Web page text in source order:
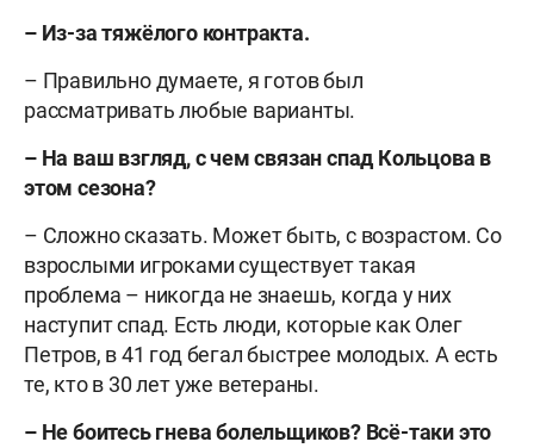
– Из-за тяжёлого контракта.
– Правильно думаете, я готов был
рассматривать любые варианты.
– На ваш взгляд, с чем связан спад Кольцова в
этом сезона?
– Сложно сказать. Может быть, с возрастом. Со
взрослыми игроками существует такая
проблема – никогда не знаешь, когда у них
наступит спад. Есть люди, которые как Олег
Петров, в 41 год бегал быстрее молодых. А есть
те, кто в 30 лет уже ветераны.
– Не боитесь гнева болельщиков? Всё-таки это